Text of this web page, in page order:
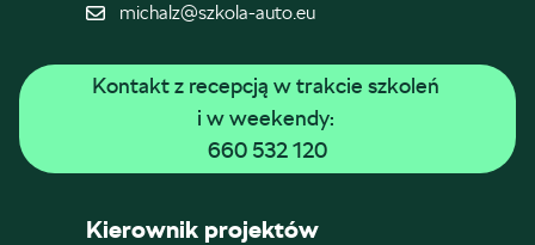
michalz@szkola-auto.eu
Kontakt z recepcją w trakcie szkoleń
i w weekendy:
660 532 120
Kierownik projektów